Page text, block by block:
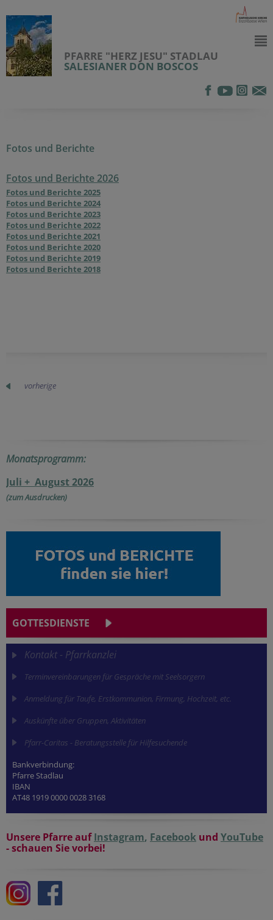
PFARRE "HERZ JESU" STADLAU
SALESIANER DON BOSCOS
Fotos und Berichte
Fotos und Berichte 2026
Fotos und Berichte 2025
Fotos und Berichte 2024
Fotos und Berichte 2023
Fotos und Berichte 2022
Fotos und Berichte 2021
Fotos und Berichte 2020
Fotos und Berichte 2019
Fotos und Berichte 2018
vorherige
Monatsprogramm:
Juli + August 2026
(zum Ausdrucken)
GOTTESDIENSTE
Kontakt - Pfarrkanzlei
Terminvereinbarungen für Gespräche mit Seelsorgern
Anmeldung für Taufe, Erstkommunion, Firmung, Hochzeit, etc.
Auskünfte über Gruppen, Aktivitäten
Pfarr-Caritas - Beratungsstelle für Hilfesuchende
Bankverbindung:
Pfarre Stadlau
IBAN
AT48 1919 0000 0028 3168
Unsere Pfarre auf Instagram, Facebook und YouTube
- schauen Sie vorbei!